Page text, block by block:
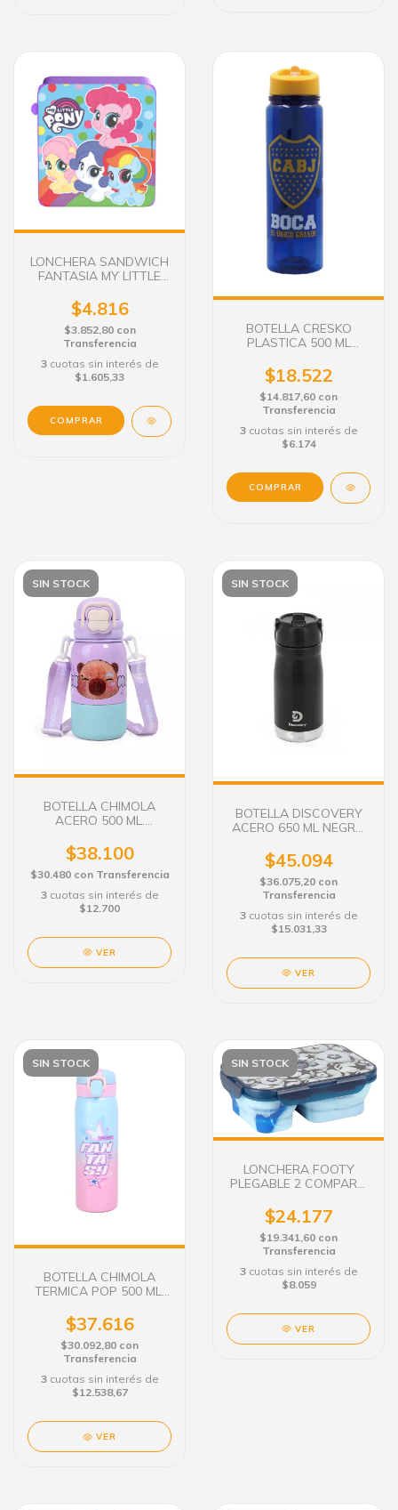
LONCHERA SANDWICH
FANTASIA MY LITTLE
$4.816
$3.852,80 con
Transferencia
3 cuotas sin interés de
$1.605,33
BOTELLA CRESKO
PLASTICA 500 ML
$18.522
$14.817,60 con
Transferencia
3 cuotas sin interés de
$6.174
SIN STOCK
BOTELLA CHIMOLA
ACERO 500 ML.
$38.100
$30.480 con Transferencia
3 cuotas sin interés de
$12.700
VER
SIN STOCK
BOTELLA DISCOVERY
ACERO 650 ML NEGRO
$45.094
$36.075,20 con
Transferencia
3 cuotas sin interés de
$15.031,33
VER
SIN STOCK
BOTELLA CHIMOLA
TERMICA POP 500 ML.
$37.616
$30.092,80 con
Transferencia
3 cuotas sin interés de
$12.538,67
VER
SIN STOCK
LONCHERA FOOTY
PLEGABLE 2 COMPART.
$24.177
$19.341,60 con
Transferencia
3 cuotas sin interés de
$8.059
VER